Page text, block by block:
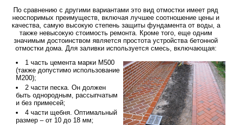
По сравнению с другими вариантами это вид отмостки имеет ряд
неоспоримых преимуществ, включая лучшее соотношение цены и
качества, самую высокую степень защиты фундамента от воды, а
также невысокую стоимость ремонта. Кроме того, еще одним
значимым достоинством является простота устройства бетонной
отмостки дома. Для заливки используется смесь, включающая:
1 часть цемента марки М500
(также допустимо использование
М200);
2 части песка. Он должен
быть однородным, рассыпчатым
и без примесей;
4 части щебня. Оптимальный
размер – от 10 до 18 мм;